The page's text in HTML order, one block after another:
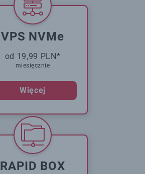
VPS NVMe
od 19,99 PLN*
miesięcznie
Więcej
RAPID BOX